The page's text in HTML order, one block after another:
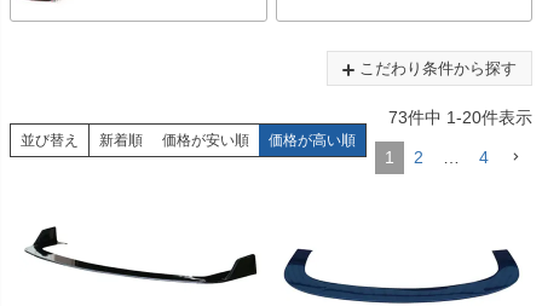
こだわり条件から探す
並び替え 新着順 価格が安い順 価格が高い順
73件中 1-20件表示
1 2 4